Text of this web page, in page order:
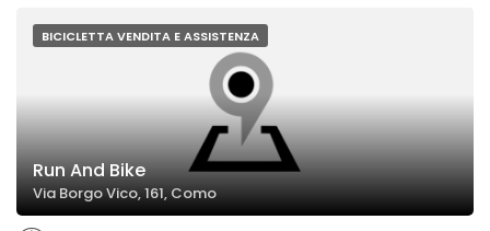
BICICLETTA VENDITA E ASSISTENZA
Run And Bike
Via Borgo Vico, 161, Como